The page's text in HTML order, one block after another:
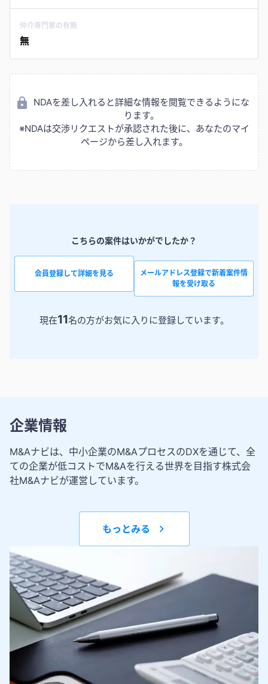
仲介専門家の有無
無
NDAを差し入れると詳細な情報を閲覧できるようにな
ります。
※NDAは交渉リクエストが承認された後に、あなたのマイ
ページから差し入れます。
こちらの案件はいかがでしたか？
会員登録して詳細を見る
メールアドレス登録で新着案件情
報を受け取る
現在11名の方がお気に入りに登録しています。
企業情報
M&Aナビは、中小企業のM&AプロセスのDXを通じて、全
ての企業が低コストでM&Aを行える世界を目指す株式会
社M&Aナビが運営しています。
もっとみる